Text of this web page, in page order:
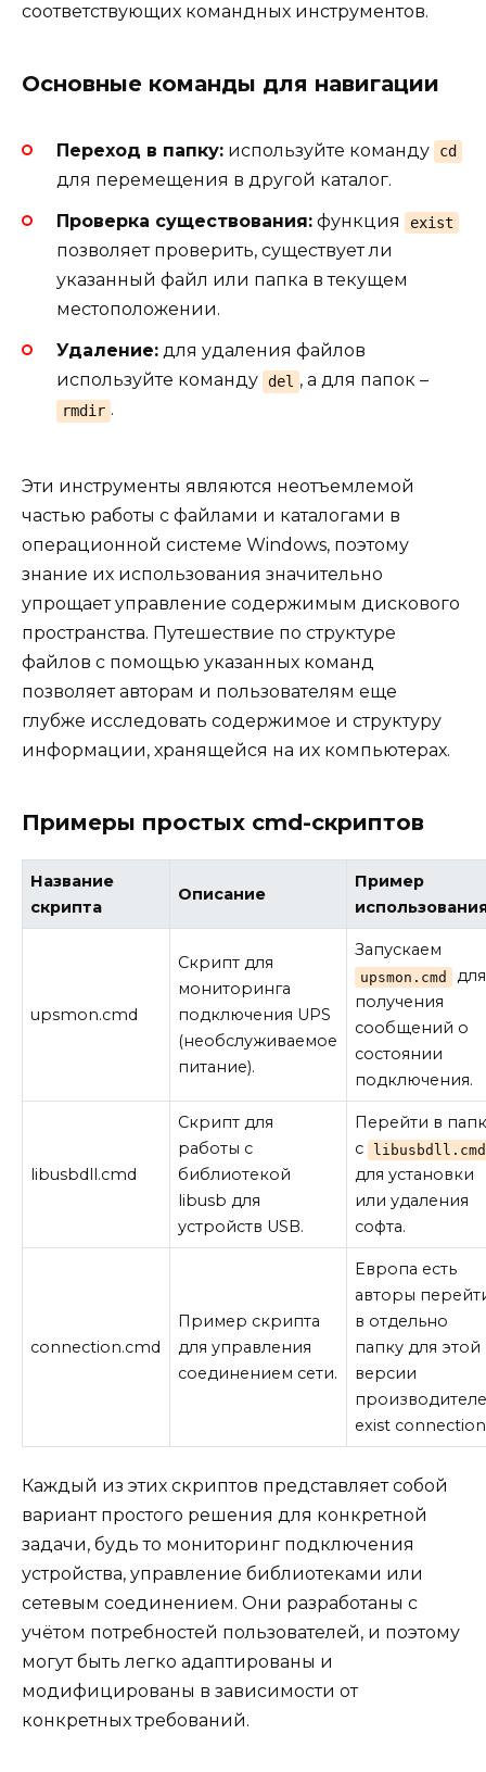
соответствующих командных инструментов.
Основные команды для навигации
Переход в папку: используйте команду cd
для перемещения в другой каталог.
Проверка существования: функция exist
позволяет проверить, существует ли
указанный файл или папка в текущем
местоположении.
Удаление: для удаления файлов
используйте команду del , а для папок –
rmdir .
Эти инструменты являются неотъемлемой
частью работы с файлами и каталогами в
операционной системе Windows, поэтому
знание их использования значительно
упрощает управление содержимым дискового
пространства. Путешествие по структуре
файлов с помощью указанных команд
позволяет авторам и пользователям еще
глубже исследовать содержимое и структуру
информации, хранящейся на их компьютерах.
Примеры простых cmd-скриптов
Название
скрипта
Описание
Пример
upsmon.cmd
Скрипт для
мониторинга
подключения UPS
(необслуживаемое
питание).
Запускаем
upsmon.cmd
для
получения
сообщений о
состоянии
подключения.
libusbdll.cmd
Скрипт для
работы с
библиотекой
libusb для
устройств USB.
Перейти в
с
libusbdll.cmd
для установки
или удаления
софта.
connection.cmd
Пример скрипта
для управления
соединением сети.
Европа есть
авторы
в отдельно
папку для этой
версии
exist
Каждый из этих скриптов представляет собой
вариант простого решения для конкретной
задачи, будь то мониторинг подключения
устройства, управление библиотеками или
сетевым соединением. Они разработаны с
учётом потребностей пользователей, и поэтому
могут быть легко адаптированы и
модифицированы в зависимости от
конкретных требований.